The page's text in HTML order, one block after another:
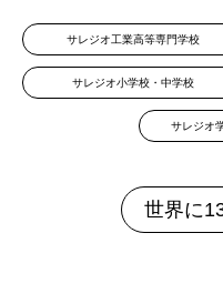
サレジオ工業高等専門学校
サレジオ小学校・中学校
サレジオ
世界に